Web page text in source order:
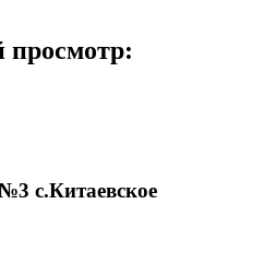
просмотр: